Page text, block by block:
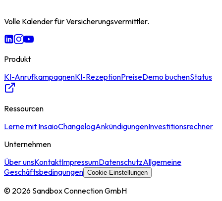
Volle Kalender für Versicherungsvermittler.
Produkt
KI-AnrufkampagnenKI-RezeptionPreiseDemo buchenStatus
Ressourcen
Lerne mit InsaioChangelogAnkündigungenInvestitionsrechner
Unternehmen
Über unsKontaktImpressumDatenschutzAllgemeine
Geschäftsbedingungen Cookie-Einstellungen
© 2026 Sandbox Connection GmbH